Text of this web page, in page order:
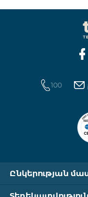
100
Ընկերության